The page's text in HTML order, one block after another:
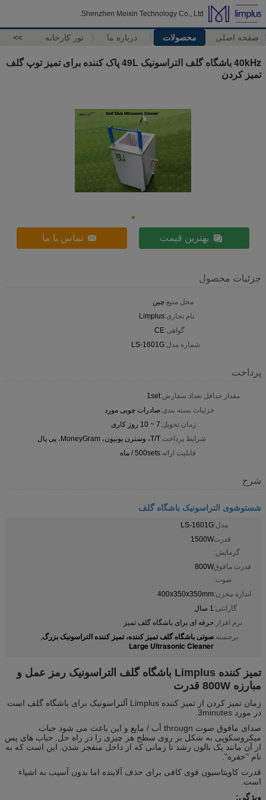
Shenzhen Meixin Technology Co., Ltd.
صفحه اصلی محصولات درباره ما تور کارخانه >>
40kHz باشگاه گلف التراسونیک 49L پاک کننده برای تمیز توپ گلف
تمیز کردن
بهترین قیمت تماس با ما
جزئیات محصول
محل منبع:چین
نام تجاری:Limplus
گواهی:CE
شماره مدل:LS-1601G
پرداخت
مقدار حداقل تعداد سفارش:1set
جزئیات بسته بندی:صادرات چوبی مورد
زمان تحویل:7 ~ 10 روز کاری
شرایط پرداخت:T/T، وسترن یونیون، MoneyGram، پی پال
قابلیت ارائه:500sets / ماه
شرح
شستوشوی التراسونیک باشگاه گلف
مدل:LS-1601G
قدرت
گرمایش:
1500W
قدرت مافوق
صوت:
800W
اندازه مخزن:400x350x350mm
گارانتی:1 سال
نرم افزار:حرفه ای برای باشگاه گلف تمیز
برجسته:صوتی باشگاه گلف تمیز کننده، تمیز کننده التراسونیک بزرگ,
Large Ultrasonic Cleaner
تمیز کننده Limplus باشگاه گلف التراسونیک رمز عمل و
مبارزه 800W قدرت
زمان تمیز کردن از تمیز کننده Limplus آلتراسونیک برای باشگاه گلف است
در مورد 3minutes.
صدای مافوق صوت througn آب / مایع و این باعث می شود حباب
میکروسکوپی به شکل بر روی سطح هر چیزی را در راه حل. حباب های پس
از آن مانند یک بالون رشد تا زمانی که از داخل منفجر شدن.
این است که به
نام "حفره".
قدرت کاویتاسیون قوی کافی برای حذف آلاینده اما بدون آسیب به اشیاء
است.
ویژگی: